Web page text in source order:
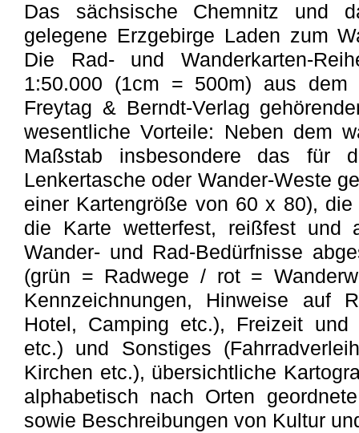
Das sächsische Chemnitz und
gelegene Erzgebirge Laden zum
Die Rad- und Wanderkarten-
1:50.000 (1cm = 500m) aus dem
Freytag & Berndt-Verlag
wesentliche Vorteile: Neben dem
Maßstab insbesondere das für
Lenkertasche oder Wander-Weste
einer Kartengröße von 60 x 80),
die Karte wetterfest, reißfest und
Wander- und Rad-Bedürfnisse
(grün = Radwege / rot =
Kennzeichnungen, Hinweise auf
Hotel, Camping etc.), Freizeit und
etc.) und Sonstiges
Kirchen etc.), übersichtliche
alphabetisch nach Orten
sowie Beschreibungen von Kultur